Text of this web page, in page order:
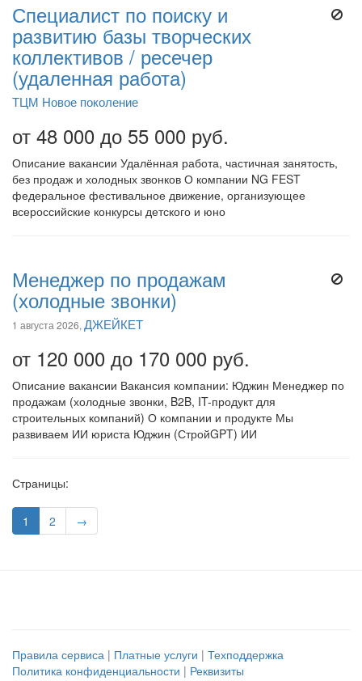
Специалист по поиску и
развитию базы творческих
коллективов / ресечер
(удаленная работа)
ТЦМ Новое поколение
от 48 000 до 55 000 руб.
Описание вакансии Удалённая работа, частичная занятость,
без продаж и холодных звонков О компании NG FEST
федеральное фестивальное движение, организующее
всероссийские конкурсы детского и юно
Менеджер по продажам
(холодные звонки)
1 августа 2026, ДЖЕЙКЕТ
от 120 000 до 170 000 руб.
Описание вакансии Вакансия компании: Юджин Менеджер по
продажам (холодные звонки, B2B, IT-продукт для
строительных компаний) О компании и продукте Мы
развиваем ИИ юриста Юджин (СтройGPT) ИИ
Страницы:
1 2 →
Правила сервиса | Платные услуги | Техподдержка
Политика конфиденциальности | Реквизиты